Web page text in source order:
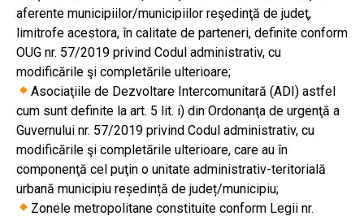
aferente municipiilor/municipiilor reşedinţă de judeţ,
limitrofe acestora, în calitate de parteneri, definite conform
OUG nr. 57/2019 privind Codul administrativ, cu
modificările şi completările ulterioare;
Asociaţiile de Dezvoltare Intercomunitară (ADI) astfel
cum sunt definite la art. 5 lit. i) din Ordonanţa de urgenţă a
Guvernului nr. 57/2019 privind Codul administrativ, cu
modificările şi completările ulterioare, care au în
componenţă cel puţin o unitate administrativ-teritorială
urbană municipiu reședință de județ/municipiu;
Zonele metropolitane constituite conform Legii nr.